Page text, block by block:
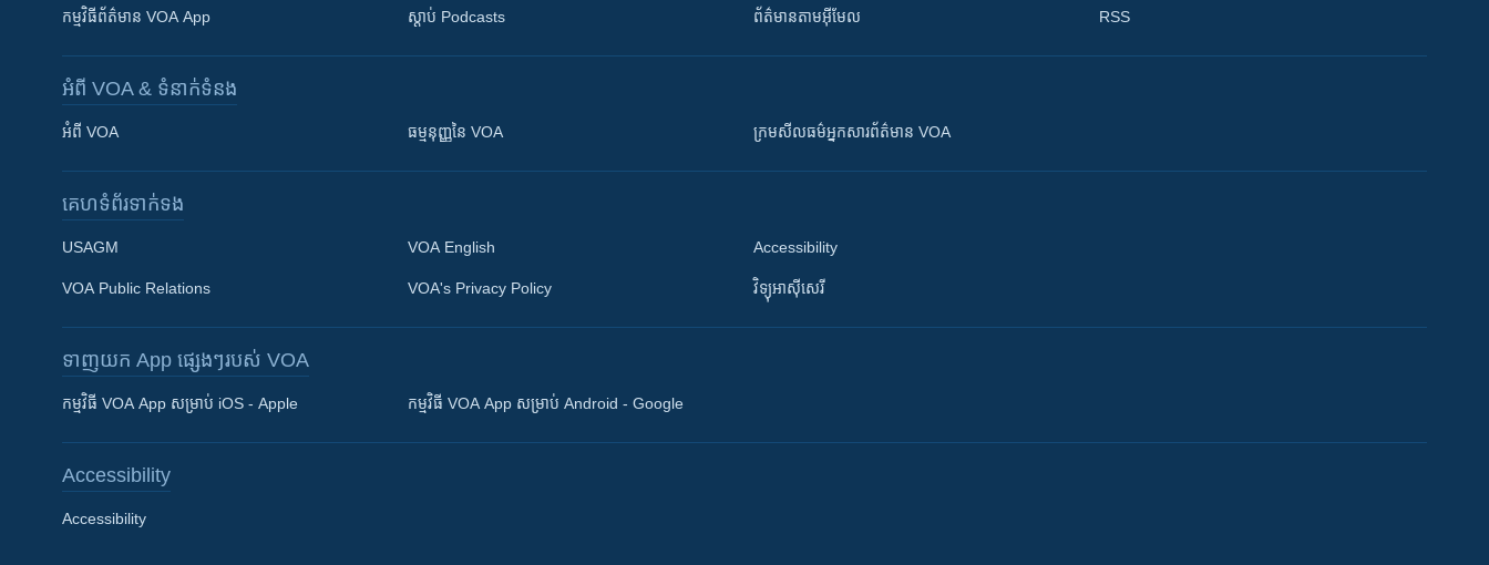
Khmer English
ភាសា
កម្មវិធី​ព័ត៌មាន VOA App ស្តាប់ Podcasts ព័ត៌មាន​តាម​អ៊ីមែល RSS
អំពី​ VOA & ទំនាក់ទំនង
អំពី​ VOA ធម្មនុញ្ញ​នៃ VOA ក្រម​​​សីលធម៌​​​អ្នក​​​សារព័ត៌មាន VOA
គេហទំព័រ​​ទាក់ទង
USAGM
VOA Public Relations
VOA English
VOA's Privacy Policy
Accessibility
វិទ្យុ​អាស៊ី​សេរី
ទាញយក​ App ផ្សេងៗ​របស់​ VOA
កម្មវិធី​ VOA App សម្រាប់ iOS - Apple កម្មវិធី​ VOA App សម្រាប់ Android - Google
Accessibility
Accessibility